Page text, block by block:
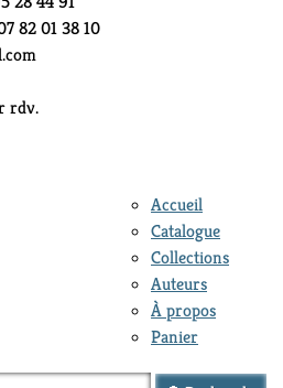
82 01 38 10
rdv.
Accueil
Catalogue
Collections
Auteurs
À propos
Panier